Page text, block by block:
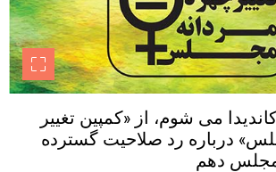
می شوم، از «کمپین تغییر
درباره رد صلاحیت گسترده
مجلس دهم